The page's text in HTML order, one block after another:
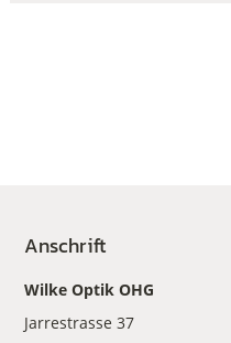
Anschrift
Wilke Optik OHG
Jarrestrasse 37